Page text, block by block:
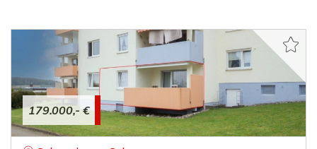
179.000,- €